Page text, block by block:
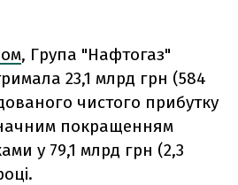
, Група "Нафтогаз"
23,1 млрд грн (584
чистого прибутку
покращенням
у 79,1 млрд грн (2,3